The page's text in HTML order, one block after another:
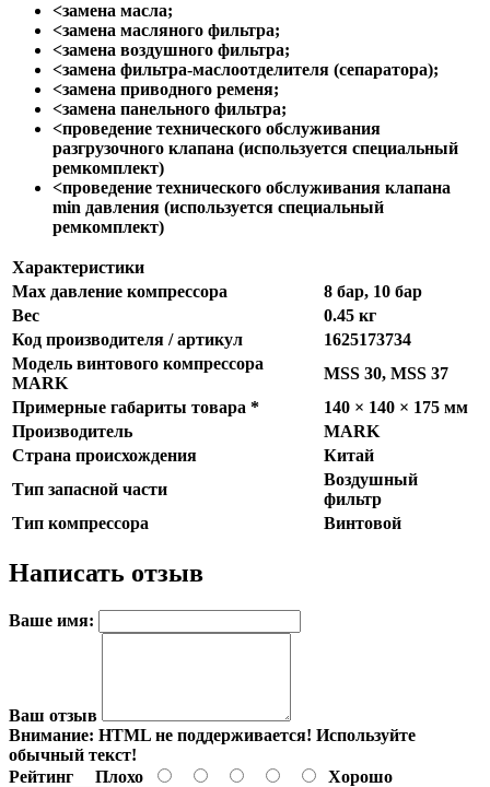
<замена масла;
<замена масляного фильтра;
<замена воздушного фильтра;
<замена фильтра-маслоотделителя (сепаратора);
<замена приводного ременя;
<замена панельного фильтра;
<проведение технического обслуживания
разгрузочного клапана (используется специальный
ремкомплект)
<проведение технического обслуживания клапана
min давления (используется специальный
ремкомплект)
Характеристики
Max давление компрессора
8 бар, 10 бар
Вес
0.45 кг
Код производителя / артикул
1625173734
Модель винтового компрессора
MARK
MSS 30, MSS 37
Примерные габариты товара *
140 × 140 × 175 мм
Производитель
MARK
Страна происхождения
Китай
Тип запасной части
Воздушный
фильтр
Тип компрессора
Винтовой
Написать отзыв
Ваше имя:
Ваш отзыв
Внимание: HTML не поддерживается! Используйте
обычный текст!
Рейтинг Плохо Хорошо